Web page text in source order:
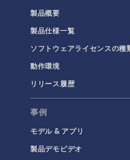
製品概要
製品仕様一覧
ソフトウェアライセンスの種
動作環境
リリース履歴
事例
モデル & アプリ
製品デモビデオ